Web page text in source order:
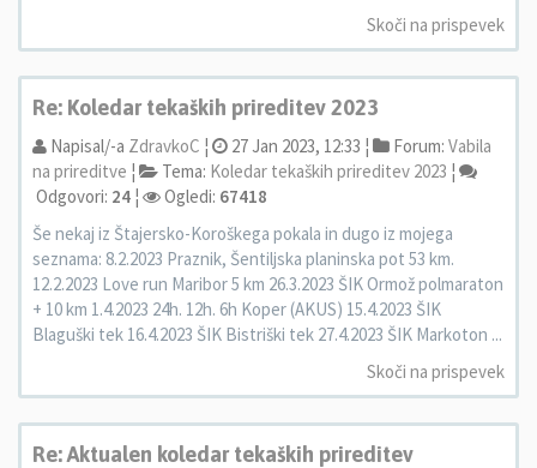
Skoči na prispevek
Re: Koledar tekaških prireditev 2023
Napisal/-a ZdravkoC ¦ 27 Jan 2023, 12:33 ¦ Forum: Vabila
na prireditve ¦ Tema: Koledar tekaških prireditev 2023 ¦
Odgovori: 24 ¦ Ogledi: 67418
Še nekaj iz Štajersko-Koroškega pokala in dugo iz mojega
seznama: 8.2.2023 Praznik, Šentiljska planinska pot 53 km.
12.2.2023 Love run Maribor 5 km 26.3.2023 ŠIK Ormož polmaraton
+ 10 km 1.4.2023 24h. 12h. 6h Koper (AKUS) 15.4.2023 ŠIK
Blaguški tek 16.4.2023 ŠIK Bistriški tek 27.4.2023 ŠIK Markoton ...
Skoči na prispevek
Re: Aktualen koledar tekaških prireditev